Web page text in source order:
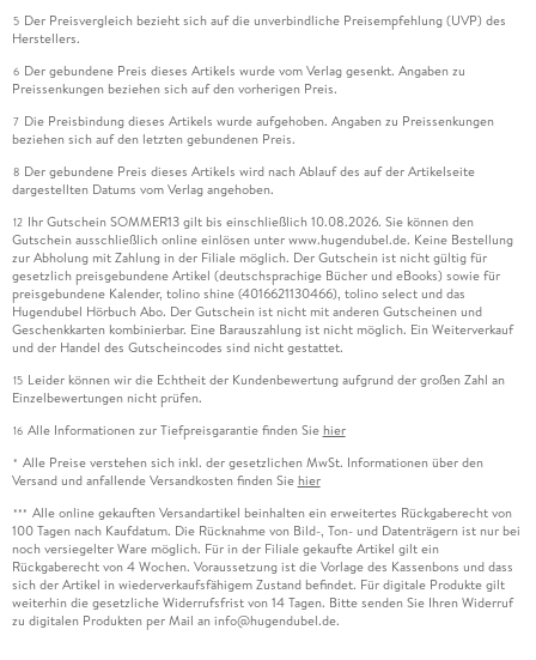
5 Der Preisvergleich bezieht sich auf die unverbindliche Preisempfehlung (UVP) des
Herstellers.
6 Der gebundene Preis dieses Artikels wurde vom Verlag gesenkt. Angaben zu
Preissenkungen beziehen sich auf den vorherigen Preis.
7 Die Preisbindung dieses Artikels wurde aufgehoben. Angaben zu Preissenkungen
beziehen sich auf den letzten gebundenen Preis.
8 Der gebundene Preis dieses Artikels wird nach Ablauf des auf der Artikelseite
dargestellten Datums vom Verlag angehoben.
12 Ihr Gutschein SOMMER13 gilt bis einschließlich 10.08.2026. Sie können den
Gutschein ausschließlich online einlösen unter www.hugendubel.de. Keine Bestellung
zur Abholung mit Zahlung in der Filiale möglich. Der Gutschein ist nicht gültig für
gesetzlich preisgebundene Artikel (deutschsprachige Bücher und eBooks) sowie für
preisgebundene Kalender, tolino shine (4016621130466), tolino select und das
Hugendubel Hörbuch Abo. Der Gutschein ist nicht mit anderen Gutscheinen und
Geschenkkarten kombinierbar. Eine Barauszahlung ist nicht möglich. Ein Weiterverkauf
und der Handel des Gutscheincodes sind nicht gestattet.
15 Leider können wir die Echtheit der Kundenbewertung aufgrund der großen Zahl an
Einzelbewertungen nicht prüfen.
16 Alle Informationen zur Tiefpreisgarantie finden Sie hier
* Alle Preise verstehen sich inkl. der gesetzlichen MwSt. Informationen über den
Versand und anfallende Versandkosten finden Sie hier
*** Alle online gekauften Versandartikel beinhalten ein erweitertes Rückgaberecht von
100 Tagen nach Kaufdatum. Die Rücknahme von Bild-, Ton- und Datenträgern ist nur bei
noch versiegelter Ware möglich. Für in der Filiale gekaufte Artikel gilt ein
Rückgaberecht von 4 Wochen. Voraussetzung ist die Vorlage des Kassenbons und dass
sich der Artikel in wiederverkaufsfähigem Zustand befindet. Für digitale Produkte gilt
weiterhin die gesetzliche Widerrufsfrist von 14 Tagen. Bitte senden Sie Ihren Widerruf
zu digitalen Produkten per Mail an info@hugendubel.de.